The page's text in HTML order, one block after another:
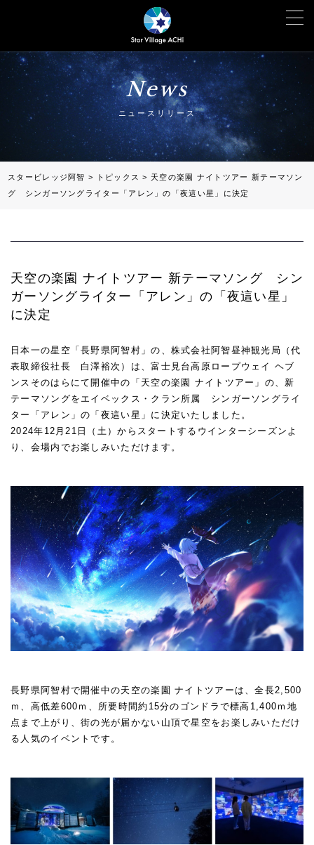
News
ニュースリリース
スタービレッジ阿智 > トピックス > 天空の楽園 ナイトツアー 新テーマソン
グ シンガーソングライター「アレン」の「夜這い星」に決定
天空の楽園 ナイトツアー 新テーマソング シン
ガーソングライター「アレン」の「夜這い星」
に決定
日本一の星空「長野県阿智村」の、株式会社阿智昼神観光局（代
表取締役社長 白澤裕次）は、富士見台高原ロープウェイ ヘブ
ンスそのはらにて開催中の「天空の楽園 ナイトツアー」の、新
テーマソングをエイベックス・クラン所属 シンガーソングライ
ター「アレン」の「夜這い星」に決定いたしました。
2024年12月21日（土）からスタートするウインターシーズンよ
り、会場内でお楽しみいただけます。
長野県阿智村で開催中の天空の楽園 ナイトツアーは、全長2,500
ｍ、高低差600ｍ、所要時間約15分のゴンドラで標高1,400ｍ地
点まで上がり、街の光が届かない山頂で星空をお楽しみいただけ
る人気のイベントです。